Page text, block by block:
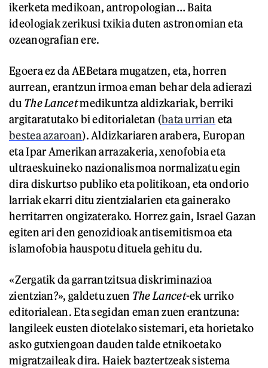
ikerketa medikoan, antropologian… Baita
ideologiak zerikusi txikia duten astronomian eta
ozeanografian ere.
Egoera ez da AEBetara mugatzen, eta, horren
aurrean, erantzun irmoa eman behar dela adierazi
du The Lancetmedikuntza aldizkariak, berriki
argitaratutako bi editorialetan (bata urrian eta
bestea azaroan). Aldizkariaren arabera, Europan
eta Ipar Amerikan arrazakeria, xenofobia eta
ultraeskuineko nazionalismoa normalizatu egin
dira diskurtso publiko eta politikoan, eta ondorio
larriak ekarri ditu zientzialarien eta gainerako
herritarren ongizaterako. Horrez gain, Israel Gazan
egiten ari den genozidioak antisemitismoa eta
islamofobia hauspotu dituela gehitu du.
«Zergatik da garrantzitsua diskriminazioa
zientzian?», galdetu zuen The Lancet-ek urriko
editorialean. Eta segidan eman zuen erantzuna:
langileek eusten diotelako sistemari, eta horietako
asko gutxiengoan dauden talde etnikoetako
migratzaileak dira. Haiek baztertzeak sistema